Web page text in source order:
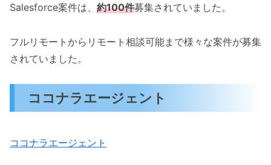
Salesforce案件は、 約100件募集されていました。
フルリモートからリモート相談可能まで様々な案件が募集
されていました。
ココナラエージェント
ココナラエージェント